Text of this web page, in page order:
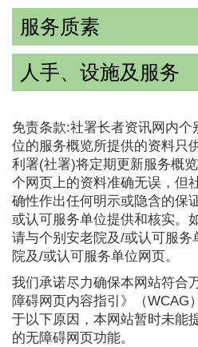
服务质素
人手、设施及服务
免责条款:社署长者资讯网内
位的服务概览所提供的资料只
利署(社署)将定期更新服务概
个网页上的资料准确无误，但
确性作出任何明示或隐含的保
或认可服务单位提供和核实。
请与个别安老院及/或认可服
院及/或认可服务单位网页。
我们承诺尽力确保本网站符合
障碍网页内容指引》（WCAG
于以下原因，本网站暂时未能
的无障碍网页功能。